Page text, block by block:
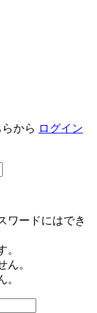
から ログイン
ワードにはでき
。
ん。
。